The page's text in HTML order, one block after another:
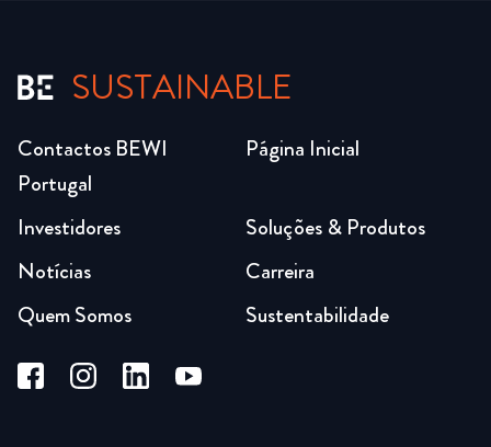
SUSTAINABLE
Página Inicial
Soluções & Produtos
Carreira
Sustentabilidade
Investidores
Notícias
Quem Somos
Contactos BEWI
Portugal